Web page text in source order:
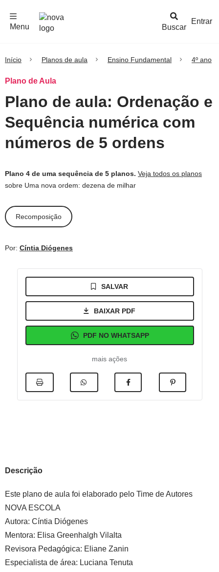
Buscar
Menu
Entrar
Início Planos de aula Ensino Fundamental 4º ano
Plano de Aula
Plano de aula: Ordenação e
Sequência numérica com
números de 5 ordens
Plano 4 de uma sequência de 5 planos. Veja todos os planos
sobre Uma nova ordem: dezena de milhar
Recomposição
Por: Cíntia Diógenes
SALVAR
BAIXAR PDF
PDF NO WHATSAPP
mais ações
Descrição
Este plano de aula foi elaborado pelo Time de Autores
NOVA ESCOLA
Autora: Cíntia Diógenes
Mentora: Elisa Greenhalgh Vilalta
Revisora Pedagógica: Eliane Zanin
Especialista de área: Luciana Tenuta